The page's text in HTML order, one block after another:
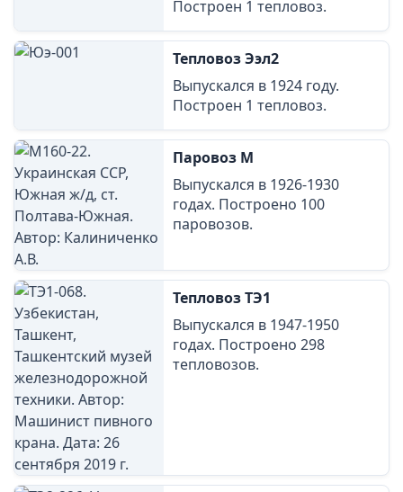
Построен 1 тепловоз.
Тепловоз Ээл2
Выпускался в 1924 году.
Построен 1 тепловоз.
Паровоз М
Выпускался в 1926-1930
годах. Построено 100
паровозов.
Тепловоз ТЭ1
Выпускался в 1947-1950
годах. Построено 298
тепловозов.